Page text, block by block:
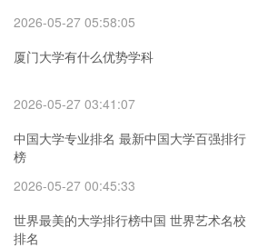
2026-05-27 05:58:05
厦门大学有什么优势学科
2026-05-27 03:41:07
中国大学专业排名 最新中国大学百强排行
榜
2026-05-27 00:45:33
世界最美的大学排行榜中国 世界艺术名校
排名